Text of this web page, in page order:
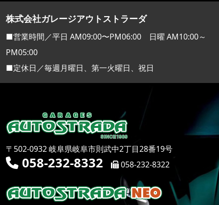
株式会社ガレージアウトストラーダ
■営業時間／平日 AM09:00〜PM06:00 日曜 AM10:00～
PM05:00
■定休日／毎週月曜日、第一火曜日、祝日
〒502-0932 岐阜県岐阜市則武中2丁目28番19号
058-232-8332 058-232-8322